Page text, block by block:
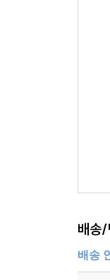
배송
배송